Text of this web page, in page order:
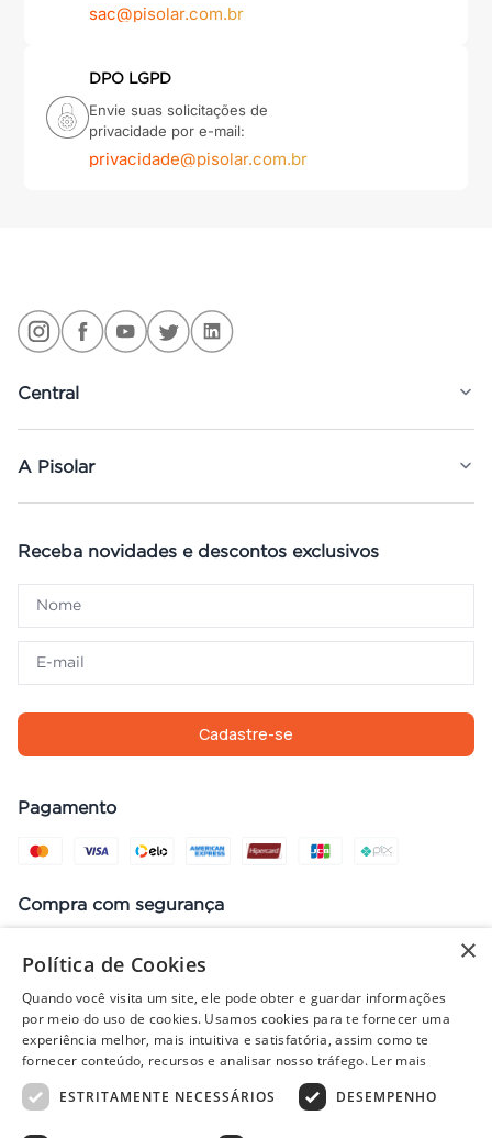
sac@pisolar.com.br
DPO LGPD
Envie suas solicitações de
privacidade por e-mail:
privacidade@pisolar.com.br
Central
A Pisolar
Receba novidades e descontos exclusivos
Cadastre-se
Pagamento
Compra com segurança
Preços, promoções, condições de pagamento e frete válidos apenas
para compras no site. Em caso de divergência, prevalece o valor do
carrinho no fechamento do pedido. Vendas sujeitas à análise e
×
Política de Cookies
Quando você visita um site, ele pode obter e guardar informações
por meio do uso de cookies. Usamos cookies para te fornecer uma
experiência melhor, mais intuitiva e satisfatória, assim como te
fornecer conteúdo, recursos e analisar nosso tráfego. Ler mais
ESTRITAMENTE NECESSÁRIOS
DESEMPENHO